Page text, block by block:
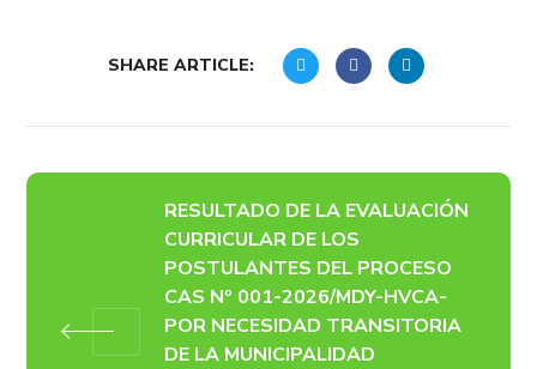
SHARE ARTICLE:
RESULTADO DE LA EVALUACIÓN
CURRICULAR DE LOS
POSTULANTES DEL PROCESO
CAS Nº 001-2026/MDY-HVCA-
POR NECESIDAD TRANSITORIA
DE LA MUNICIPALIDAD